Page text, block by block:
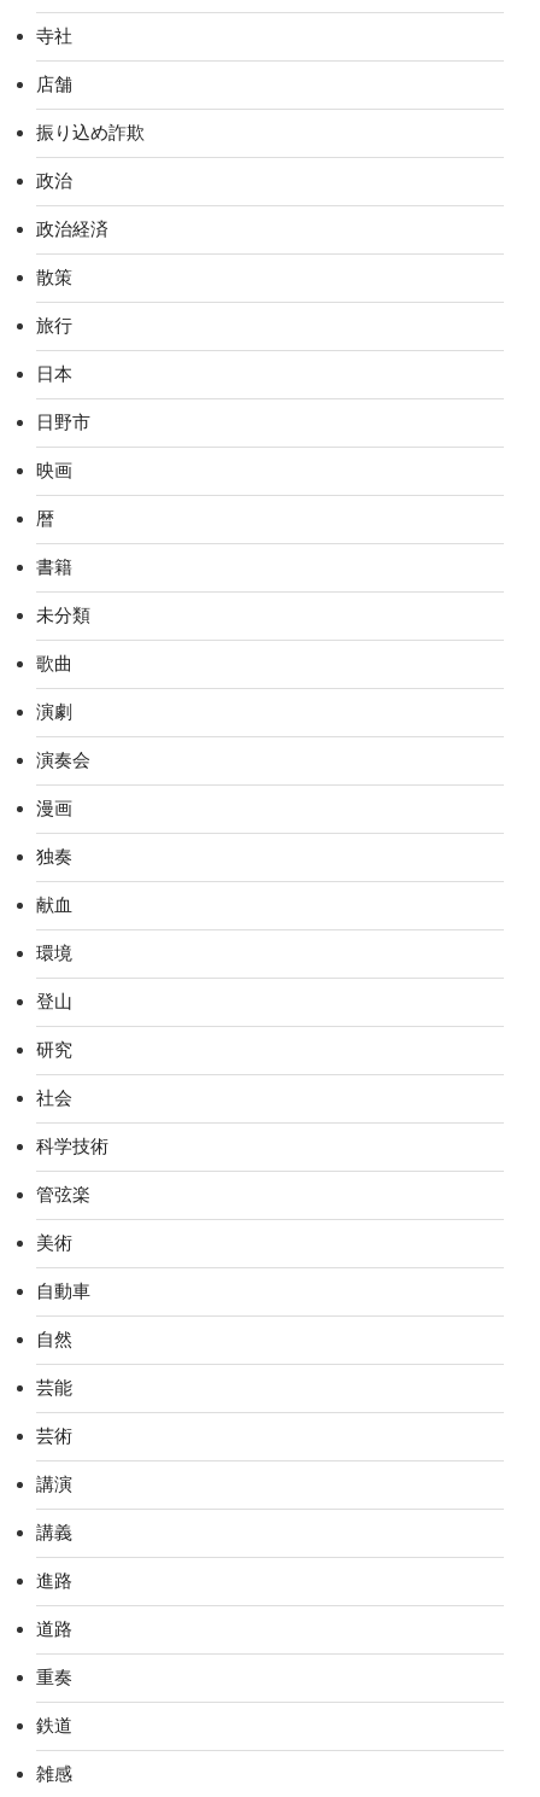
寺社
店舗
振り込め詐欺
政治
政治経済
散策
旅行
日本
日野市
映画
暦
書籍
未分類
歌曲
演劇
演奏会
漫画
独奏
献血
環境
登山
研究
社会
科学技術
管弦楽
美術
自動車
自然
芸能
芸術
講演
講義
進路
道路
重奏
鉄道
雑感